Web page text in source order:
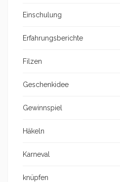
Einschulung
Erfahrungsberichte
Filzen
Geschenkidee
Gewinnspiel
Häkeln
Karneval
knüpfen